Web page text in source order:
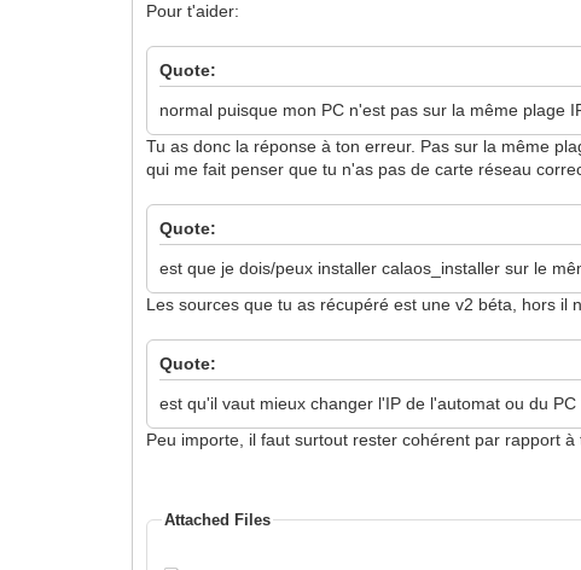
Pour t'aider:
Quote:
normal puisque mon PC n'est pas sur la même plage
Tu as donc la réponse à ton erreur. Pas sur la même
qui me fait penser que tu n'as pas de carte réseau
Quote:
est que je dois/peux installer calaos_installer sur le
Les sources que tu as récupéré est une v2 béta, hors il
Quote:
est qu'il vaut mieux changer l'IP de l'automat ou du PC
Peu importe, il faut surtout rester cohérent par rapport à
Attached Files